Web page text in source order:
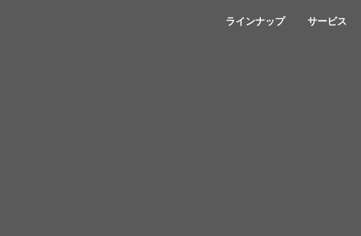
YSP長崎ラインナップ サービス